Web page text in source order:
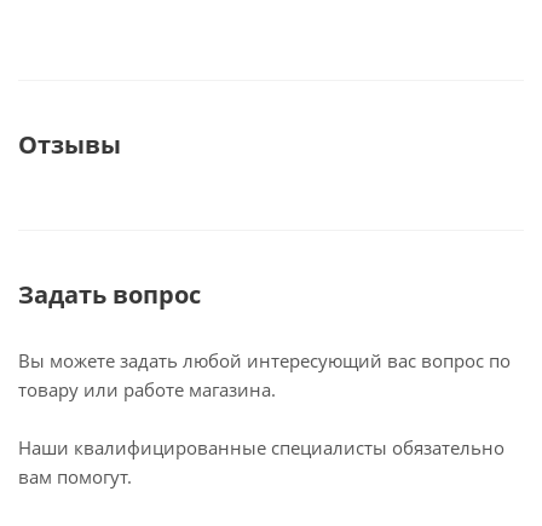
Отзывы
Задать вопрос
Вы можете задать любой интересующий вас вопрос по
товару или работе магазина.
Наши квалифицированные специалисты обязательно
вам помогут.